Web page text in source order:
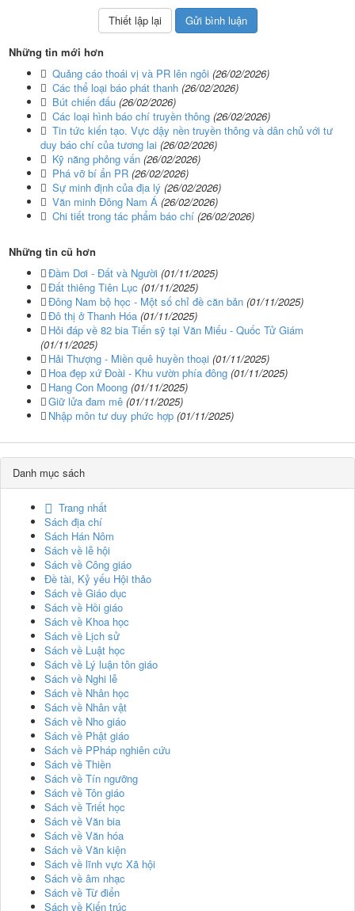
Những tin mới hơn
Quảng cáo thoái vị và PR lên ngôi (26/02/2026)
Các thể loại báo phát thanh (26/02/2026)
Bút chiến đấu (26/02/2026)
Các loại hình báo chí truyền thông (26/02/2026)
Tin tức kiến tạo. Vực dậy nền truyền thông và dân chủ với tư
duy báo chí của tương lai (26/02/2026)
Kỹ năng phỏng vấn (26/02/2026)
Phá vỡ bí ẩn PR (26/02/2026)
Sự minh định của địa lý (26/02/2026)
Văn minh Đông Nam Á (26/02/2026)
Chi tiết trong tác phẩm báo chí (26/02/2026)
Những tin cũ hơn
Đầm Dơi - Đất và Người (01/11/2025)
Đất thiêng Tiên Lục (01/11/2025)
Đông Nam bộ học - Một số chỉ đề căn bản (01/11/2025)
Đô thị ở Thanh Hóa (01/11/2025)
Hỏi đáp về 82 bia Tiến sỹ tại Văn Miếu - Quốc Tử Giám
(01/11/2025)
Hải Thượng - Miền quê huyền thoại (01/11/2025)
Hoa đẹp xứ Đoài - Khu vườn phía đông (01/11/2025)
Hang Con Moong (01/11/2025)
Giữ lửa đam mê (01/11/2025)
Nhập môn tư duy phức hợp (01/11/2025)
Danh mục sách
Trang nhất
Sách địa chí
Sách Hán Nôm
Sách về lễ hội
Sách về Công giáo
Đề tài, Kỷ yếu Hội thảo
Sách về Giáo dục
Sách về Hồi giáo
Sách về Khoa học
Sách về Lịch sử
Sách về Luật học
Sách về Lý luận tôn giáo
Sách về Nghi lễ
Sách về Nhân học
Sách về Nhân vật
Sách về Nho giáo
Sách về Phật giáo
Sách về PPháp nghiên cứu
Sách về Thiền
Sách về Tín ngưỡng
Sách về Tôn giáo
Sách về Triết học
Sách về Văn bia
Sách về Văn hóa
Sách về Văn kiện
Sách về lĩnh vực Xã hội
Sách về âm nhạc
Sách về Từ điển
Sách về Kiến trúc